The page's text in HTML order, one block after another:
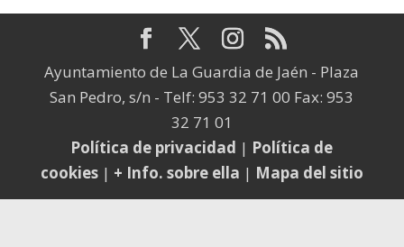
Ayuntamiento de La Guardia de Jaén - Plaza
San Pedro, s/n - Telf: 953 32 71 00 Fax: 953
32 71 01
Política de privacidad | Política de
cookies| + Info. sobre ella | Mapa del sitio